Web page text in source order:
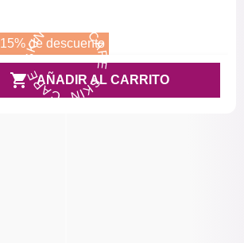
SKIN CARE SKIN CARE SKIN CARE
15% de descuento
 AÑADIR AL CARRITO